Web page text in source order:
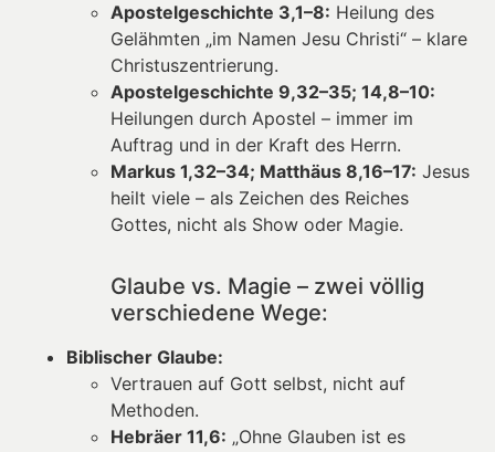
Apostelgeschichte 3,1–8: Heilung des
Gelähmten „im Namen Jesu Christi“ – klare
Christuszentrierung.
Apostelgeschichte 9,32–35; 14,8–10:
Heilungen durch Apostel – immer im
Auftrag und in der Kraft des Herrn.
Markus 1,32–34; Matthäus 8,16–17: Jesus
heilt viele – als Zeichen des Reiches
Gottes, nicht als Show oder Magie.
Glaube vs. Magie – zwei völlig
verschiedene Wege:
Biblischer Glaube:
Vertrauen auf Gott selbst, nicht auf
Methoden.
Hebräer 11,6: „Ohne Glauben ist es